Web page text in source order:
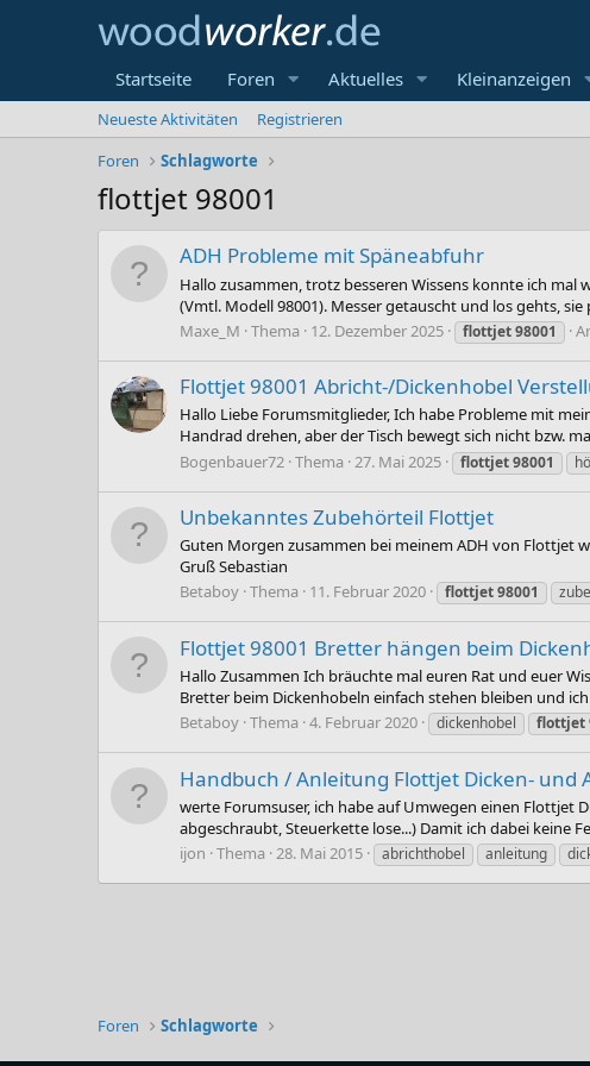
Startseite Foren Aktuelles Kleinanzeigen
Neueste Aktivitäten
Registrieren
Foren
Schlagworte
flottjet 98001
ADH Probleme mit Späneabfuhr
Hallo zusammen, trotz besseren Wissens konnte ich
(Vmtl. Modell 98001). Messer getauscht und los gehts,
Maxe_M Thema 12. Dezember 2025 flottjet98001
Flottjet 98001 Abricht-/Dickenhobel
Hallo Liebe Forumsmitglieder, Ich habe Probleme mit
Handrad drehen, aber der Tisch bewegt sich nicht bzw.
Bogenbauer72 Thema 27. Mai 2025 flottjet98001
Unbekanntes Zubehörteil Flottjet
Guten Morgen zusammen bei meinem ADH von Flottjet
Gruß Sebastian
Betaboy Thema 11. Februar 2020 flottjet98001
Flottjet 98001 Bretter hängen beim
Hallo Zusammen Ich bräuchte mal euren Rat und euer
Bretter beim Dickenhobeln einfach stehen bleiben und
Betaboy Thema 4. Februar 2020 dickenhobel flottjet
Handbuch / Anleitung Flottjet Dicken- und
werte Forumsuser, ich habe auf Umwegen einen Flottjet
abgeschraubt, Steuerkette lose...) Damit ich dabei keine
ijon Thema 28. Mai 2015 abrichthobel anleitung
Foren Schlagworte